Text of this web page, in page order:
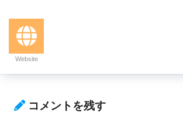
Website
コメントを残す